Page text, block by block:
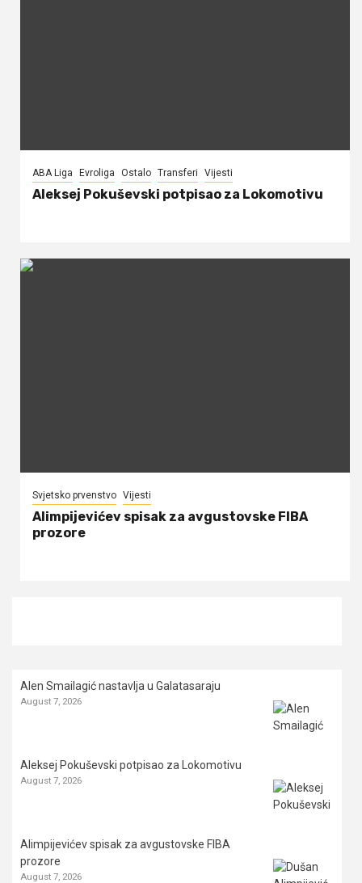
ABA Liga Evroliga Ostalo Transferi Vijesti
Aleksej Pokuševski potpisao za Lokomotivu
Svjetsko prvenstvo Vijesti
Alimpijevićev spisak za avgustovske FIBA
prozore
Alen Smailagić nastavlja u Galatasaraju
August 7, 2026
Aleksej Pokuševski potpisao za Lokomotivu
August 7, 2026
Alimpijevićev spisak za avgustovske FIBA
prozore
August 7, 2026